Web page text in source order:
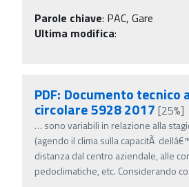
Parole chiave: PAC, Gare
Ultima modifica:
PDF: Documento tecnico
circolare 5928 2017 [25%]
… sono variabili in relazione alla
(agendo il clima sulla capacitÃ dellâ€™
distanza dal centro aziendale, alle
pedoclimatiche, etc. Considerando co